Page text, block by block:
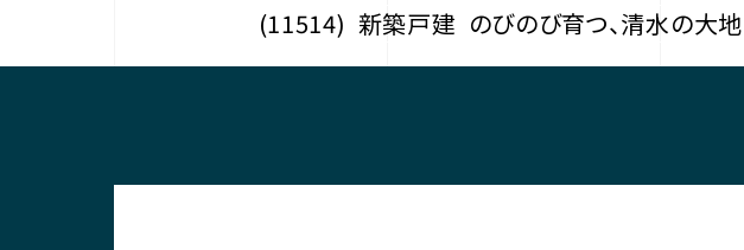
(11514) 新築戸建 のびのび育つ、清水の大地